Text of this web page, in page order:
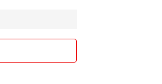
でしたらすぐ送る